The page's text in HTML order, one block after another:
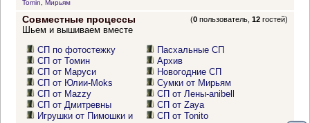
Tomin
Мирьям
Совместные процессы (0 пользователь,12 гостей)
Шьем и вышиваем вместе
СП по фотостежку
СП от Томин
СП от Маруси
СП от Юлии-Moks
СП от Mazzy
СП от Дмитревны
Игрушки от Пимошки и
Пасхальные СП
Архив
Новогодние СП
Сумки от Мирьям
СП от Лены-anibell
СП от Zaya
СП от Tonito